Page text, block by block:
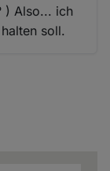
) Also... ich
soll.